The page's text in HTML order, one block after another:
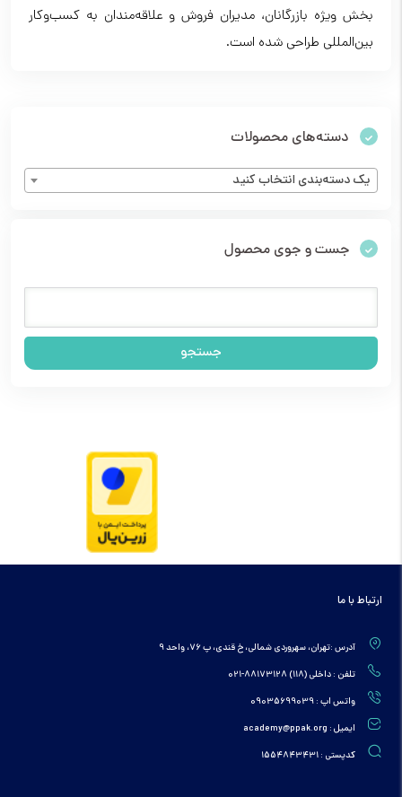
بخش ویژه بازرگانان، مدیران فروش و علاقه‌مندان به کسب‌وکار
بین‌المللی طراحی شده است.
دسته‌های محصولات
یک دسته‌بندی انتخاب کنید
جست و جوی محصول
ارتباط با ما
آدرس :تهران، سهروردی شمالی، خ قندی، پ 76، واحد 9
تلفن : داخلی (118) 88173128-021
واتس اپ : 09035699039
ایمیل : academy@ppak.org
کدپستی : 1554843431